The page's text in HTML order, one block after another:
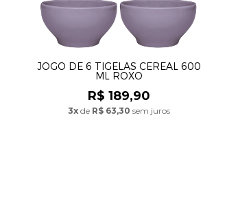
JOGO DE 6 TIGELAS CEREAL 600
ML ROXO
R$ 189,90
3xde R$ 63,30 sem juros